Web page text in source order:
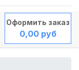
Оформить заказ
0,00 руб